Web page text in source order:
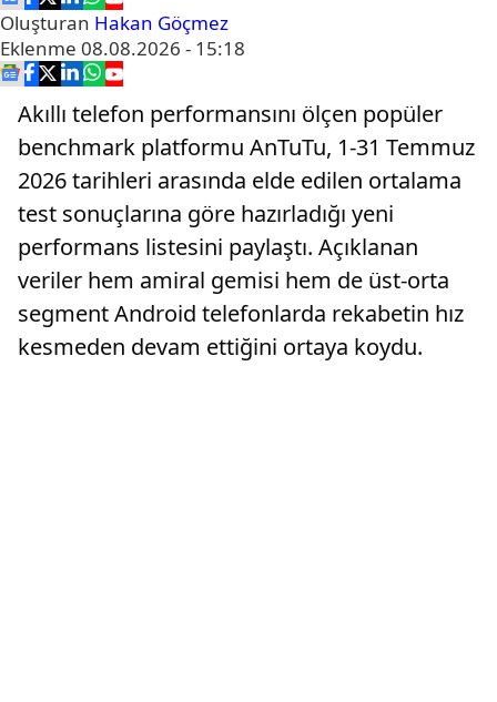
Oluşturan Hakan Göçmez
Eklenme 08.08.2026 - 15:18
Akıllı telefon performansını ölçen popüler
benchmark platformu AnTuTu, 1-31 Temmuz
2026 tarihleri arasında elde edilen ortalama
test sonuçlarına göre hazırladığı yeni
performans listesini paylaştı. Açıklanan
veriler hem amiral gemisi hem de üst-orta
segment Android telefonlarda rekabetin hız
kesmeden devam ettiğini ortaya koydu.